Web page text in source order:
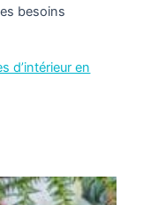
besoins
d’intérieur en